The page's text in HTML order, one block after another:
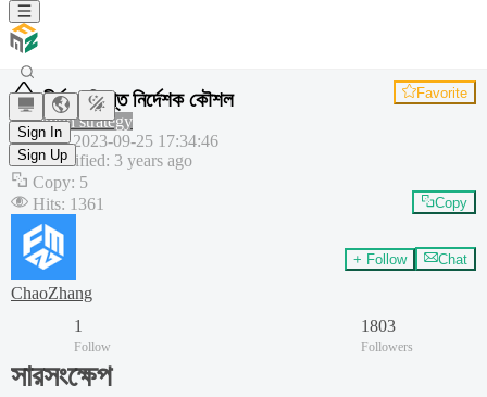
Sign In
Sign Up
দীর্ঘ-সংক্ষিপ্ত নির্দেশক কৌশল Favorite
Common strategy
Created:2023-09-25 17:34:46
Last modified: 3 years ago
Copy: 5
Hits: 1361 Copy
ChaoZhang
+ Follow Chat
1
Follow
1803
Followers
সারসংক্ষেপ